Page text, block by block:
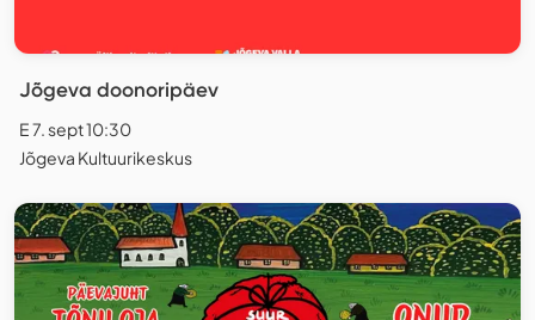
Jõgeva doonoripäev
E 7. sept 10:30
Jõgeva Kultuurikeskus